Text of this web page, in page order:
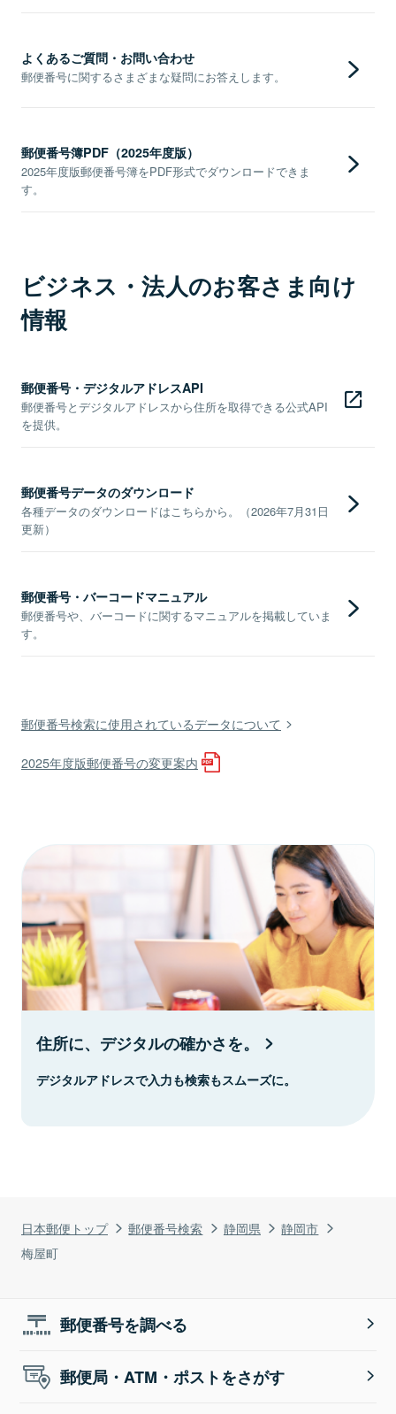
日本郵便トップ 郵便番号検索 静岡県
静岡市
梅屋町
よくあるご質問・お問い合わせ
郵便番号に関するさまざまな疑問にお答えします。
郵便番号簿PDF（2025年度版）
2025年度版郵便番号簿をPDF形式でダウンロードできま
す。
ビジネス・法人のお客さま向け
情報
郵便番号・デジタルアドレスAPI
郵便番号とデジタルアドレスから住所を取得できる公式API
を提供。
郵便番号データのダウンロード
各種データのダウンロードはこちらから。（2026年7月31日
更新）
郵便番号・バーコードマニュアル
郵便番号や、バーコードに関するマニュアルを掲載していま
す。
郵便番号検索に使用されているデータについて
2025年度版郵便番号の変更案内
住所に、デジタルの確かさを。
デジタルアドレスで入力も検索もスムーズに。
郵便番号を調べる
郵便局・ATM・ポストをさがす